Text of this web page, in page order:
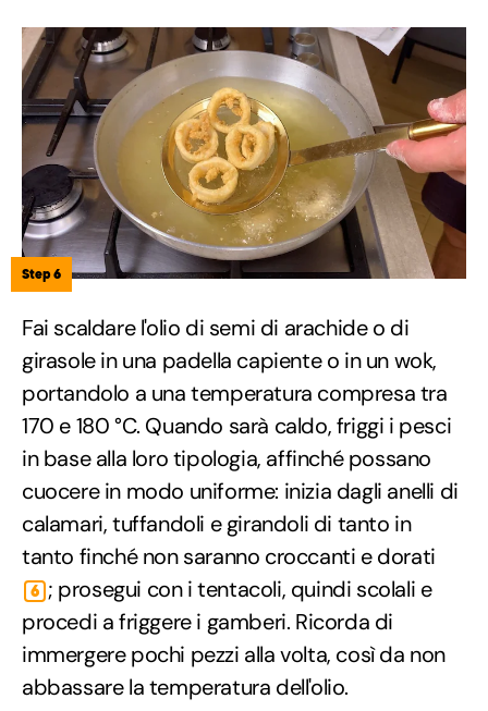
Step 6
Fai scaldare l'olio di semi di arachide o di
girasole in una padella capiente o in un wok,
portandolo a una temperatura compresa tra
170 e 180 °C. Quando sarà caldo, friggi i pesci
in base alla loro tipologia, affinché possano
cuocere in modo uniforme: inizia dagli anelli di
calamari, tuffandoli e girandoli di tanto in
tanto finché non saranno croccanti e dorati
6 ; prosegui con i tentacoli, quindi scolali e
procedi a friggere i gamberi. Ricorda di
immergere pochi pezzi alla volta, così da non
abbassare la temperatura dell'olio.